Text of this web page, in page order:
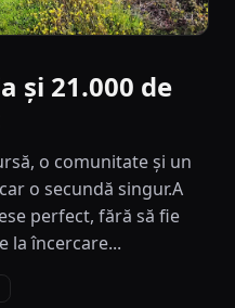
și 21.000 de
o comunitate și un
o secundă singur.A
perfect, fără să fie
la încercare...